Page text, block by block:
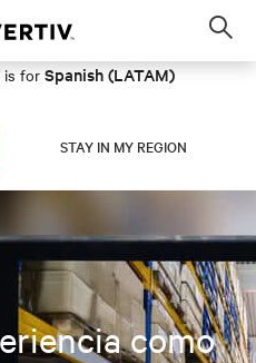
is for Spanish (LATAM)
STAY IN MY REGION
como